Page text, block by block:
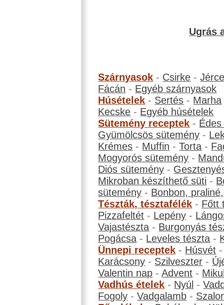
Ugrás
Szárnyasok - Csirke -
Fácán - Egyéb szárnyasok
Húsételek - Sertés - Marha
Kecske - Egyéb húsételek
Sütemény receptek -
Gyümölcsös sütemény -
Krémes - Muffin -Torta -
Mogyorós sütemény -
Diós sütemény -
Mikroban készíthető süti -
sütemény - Bonbon,
Tészták, tésztafélék - Főtt
Pizzafeltét - Lepény -
Vajastészta - Burgonyás
Pogácsa - Leveles tészta -
Ünnepi receptek - Húsvét
Karácsony - Szilveszter -
Valentin nap -Advent -
Vadhús ételek - Nyúl -
Fogoly -Vadgalamb -